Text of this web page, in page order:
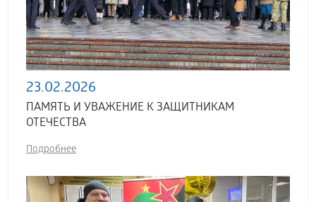
23.02.2026
ПАМЯТЬ И УВАЖЕНИЕ К ЗАЩИТНИКАМ
ОТЕЧЕСТВА
Подробнее